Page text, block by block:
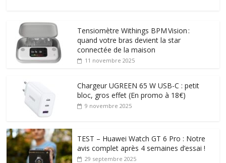
Tensiomètre Withings BPM Vision :
quand votre bras devient la star
connectée de la maison
11 novembre 2025
Chargeur UGREEN 65 W USB-C : petit
bloc, gros effet (En promo à 18€)
9 novembre 2025
TEST – Huawei Watch GT 6 Pro : Notre
avis complet après 4 semaines d’essai !
29 septembre 2025